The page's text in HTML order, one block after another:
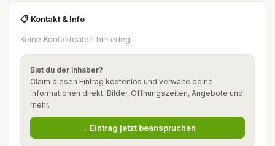
📋 Kontakt & Info
Keine Kontaktdaten hinterlegt.
Bist du der Inhaber?
Claim diesen Eintrag kostenlos und verwalte deine
Informationen direkt: Bilder, Öffnungszeiten, Angebote und
mehr.
→ Eintrag jetzt beanspruchen